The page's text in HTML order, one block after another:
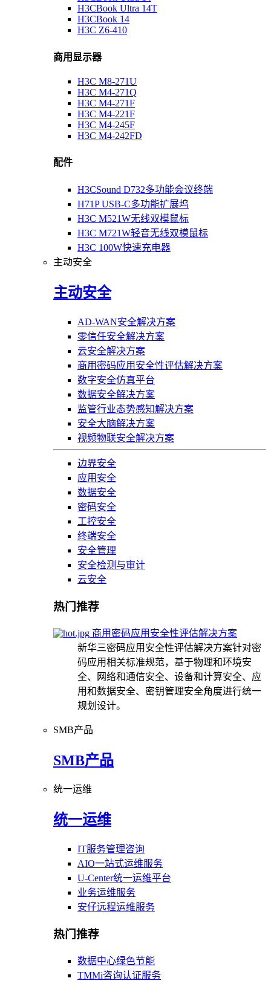
H3CBook Ultra 14T
H3CBook 14
H3C Z6-410
商用显示器
H3C M8-271U
H3C M4-271Q
H3C M4-271F
H3C M4-221F
H3C M4-245F
H3C M4-242FD
配件
H3CSound D732多功能会议终端
H71P USB-C多功能扩展坞
H3C M521W无线双模鼠标
H3C M721W轻音无线双模鼠标
H3C 100W快速充电器
主动安全
主动安全
AD-WAN安全解决方案
零信任安全解决方案
云安全解决方案
商用密码应用安全性评估解决方案
数字安全仿真平台
数据安全解决方案
监管行业态势感知解决方案
安全大脑解决方案
视频物联安全解决方案
边界安全
应用安全
数据安全
密码安全
工控安全
终端安全
安全管理
安全检测与审计
云安全
热门推荐
商用密码应用安全性评估解决方案
新华三密码应用安全性评估解决方案针对密
码应用相关标准规范，基于物理和环境安
全、网络和通信安全、设备和计算安全、应
用和数据安全、密钥管理安全角度进行统一
规划设计。
SMB产品
SMB产品
统一运维
统一运维
IT服务管理咨询
AIO一站式运维服务
U-Center统一运维平台
业务运维服务
安仔远程运维服务
热门推荐
数据中心绿色节能
TMMi咨询认证服务